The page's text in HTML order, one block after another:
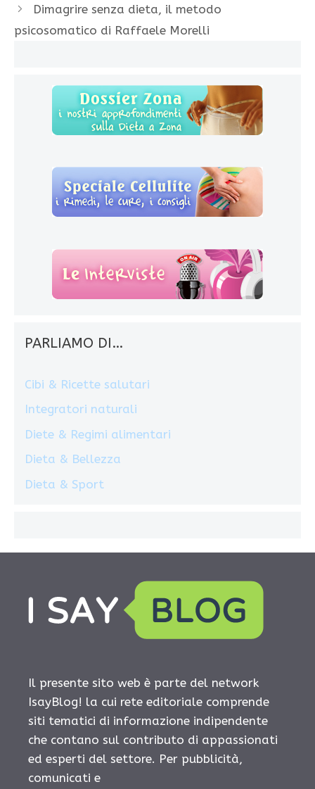
Dimagrire senza dieta, il metodo
psicosomatico di Raffaele Morelli
PARLIAMO DI…
Cibi & Ricette salutari
Integratori naturali
Diete & Regimi alimentari
Dieta & Bellezza
Dieta & Sport
Il presente sito web è parte del network
IsayBlog! la cui rete editoriale comprende
siti tematici di informazione indipendente
che contano sul contributo di appassionati
ed esperti del settore. Per pubblicità,
comunicati e